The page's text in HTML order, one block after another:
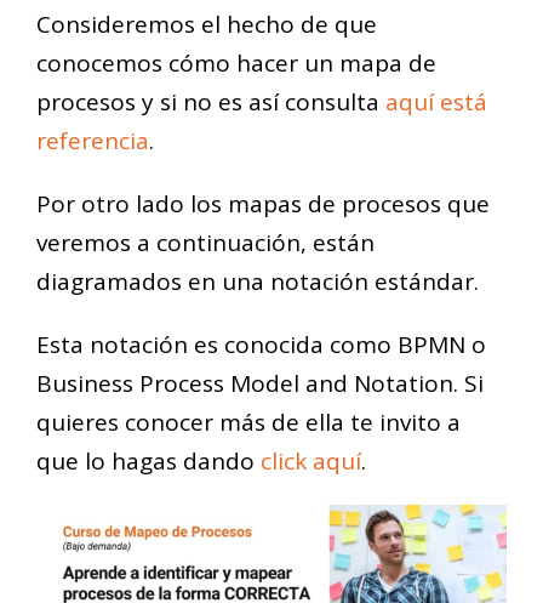
Consideremos el hecho de que
conocemos cómo hacer un mapa de
procesos y si no es así consulta aquí está
referencia.
Por otro lado los mapas de procesos que
veremos a continuación, están
diagramados en una notación estándar.
Esta notación es conocida como BPMN o
Business Process Model and Notation. Si
quieres conocer más de ella te invito a
que lo hagas dando click aquí.